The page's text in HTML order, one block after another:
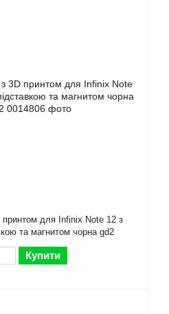
принтом для Infinix Note 12 з
та магнитом чорна gd2
Купити